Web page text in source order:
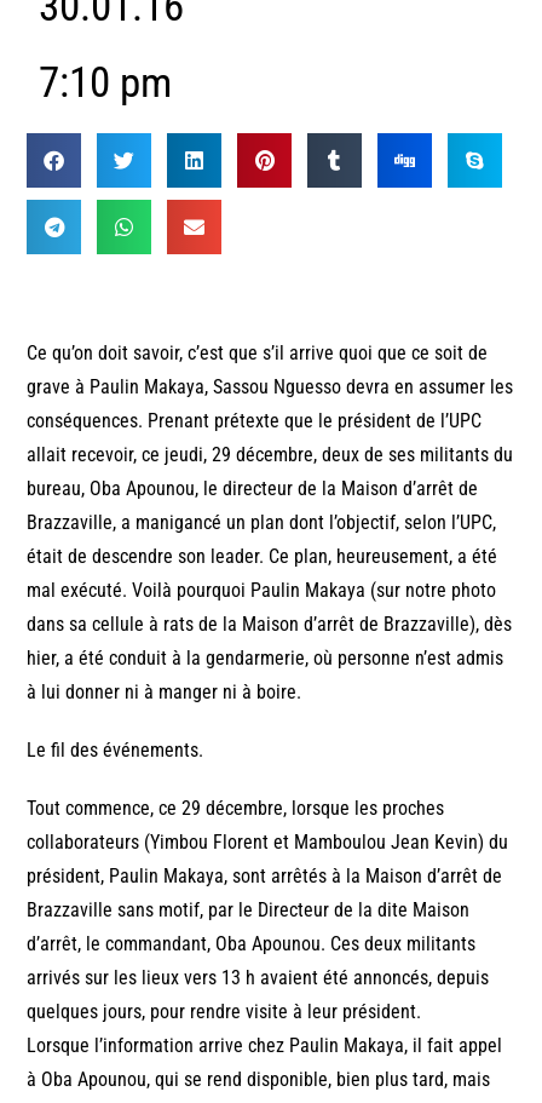
7:10 pm
Ce qu’on doit savoir, c’est que s’il arrive quoi que ce soit de
grave à Paulin Makaya, Sassou Nguesso devra en assumer les
conséquences. Prenant prétexte que le président de l’UPC
allait recevoir, ce jeudi, 29 décembre, deux de ses militants du
bureau, Oba Apounou, le directeur de la Maison d’arrêt de
Brazzaville, a manigancé un plan dont l’objectif, selon l’UPC,
était de descendre son leader. Ce plan, heureusement, a été
mal exécuté. Voilà pourquoi Paulin Makaya (sur notre photo
dans sa cellule à rats de la Maison d’arrêt de Brazzaville), dès
hier, a été conduit à la gendarmerie, où personne n’est admis
à lui donner ni à manger ni à boire.
Le fil des événements.
Tout commence, ce 29 décembre, lorsque les proches
collaborateurs (Yimbou Florent et Mamboulou Jean Kevin) du
président, Paulin Makaya, sont arrêtés à la Maison d’arrêt de
Brazzaville sans motif, par le Directeur de la dite Maison
d’arrêt, le commandant, Oba Apounou. Ces deux militants
arrivés sur les lieux vers 13 h avaient été annoncés, depuis
quelques jours, pour rendre visite à leur président.
Lorsque l’information arrive chez Paulin Makaya, il fait appel
à Oba Apounou, qui se rend disponible, bien plus tard, mais